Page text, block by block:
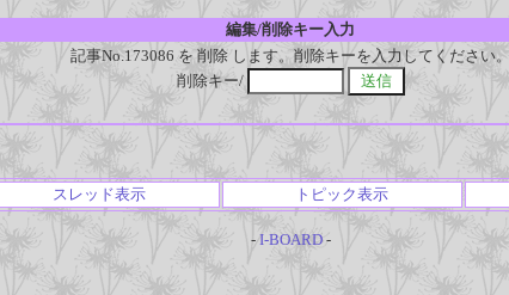
編集/削除キー入力
記事No.173086 を 削除 します。削除キーを入力してください。
削除キー/
スレッド表示 トピック表示
- I-BOARD-